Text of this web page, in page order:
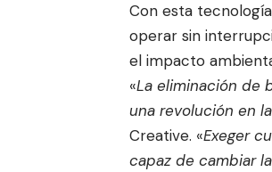
Con esta
operar sin
el impacto
«La eliminación de
una revolución en
Creative. «Exeger
capaz de cambiar